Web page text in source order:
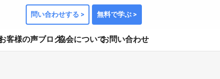
問い合わせする > 無料で学ぶ >
客様の声ブログ協会についてお問い合わせ